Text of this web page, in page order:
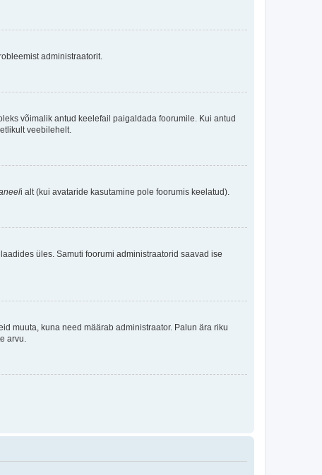
administraatorit.
võimalik antud keelefail paigaldada foorumile. Kui antud
veebilehelt.
i alt (kui avataride kasutamine pole foorumis keelatud).
üles. Samuti foorumi administraatorid saavad ise
muuta, kuna need määrab administraator. Palun ära riku
arvu.